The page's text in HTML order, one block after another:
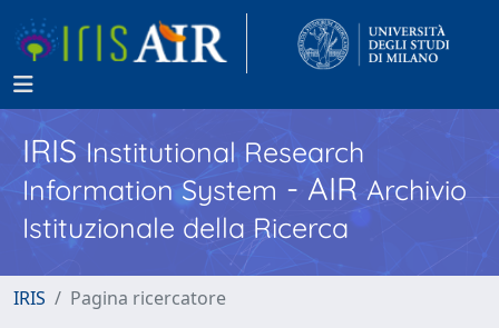
IRISInstitutional Research
Information System - AIR Archivio
Istituzionale della Ricerca
IRIS Pagina ricercatore